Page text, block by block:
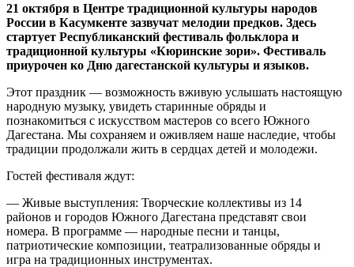
21 октября в Центре традиционной культуры народов
России в Касумкенте зазвучат мелодии предков. Здесь
стартует Республиканский фестиваль фольклора и
традиционной культуры «Кюринские зори». Фестиваль
приурочен ко Дню дагестанской культуры и языков.
Этот праздник — возможность вживую услышать настоящую
народную музыку, увидеть старинные обряды и
познакомиться с искусством мастеров со всего Южного
Дагестана. Мы сохраняем и оживляем наше наследие, чтобы
традиции продолжали жить в сердцах детей и молодежи.
Гостей фестиваля ждут:
— Живые выступления: Творческие коллективы из 14
районов и городов Южного Дагестана представят свои
номера. В программе — народные песни и танцы,
патриотические композиции, театрализованные обряды и
игра на традиционных инструментах.